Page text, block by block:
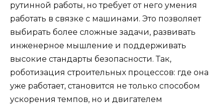
рутинной работы, но требует от него умения
работать в связке с машинами. Это позволяет
выбирать более сложные задачи, развивать
инженерное мышление и поддерживать
высокие стандарты безопасности. Так,
роботизация строительных процессов: где она
уже работает, становится не только способом
ускорения темпов, но и двигателем